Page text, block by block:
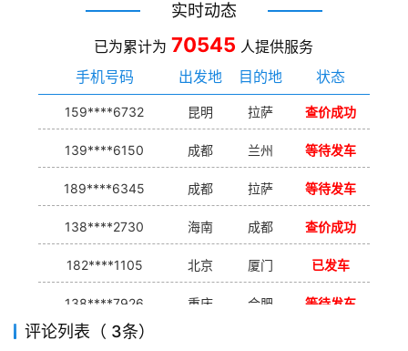
实时动态
已为累计为 70545 人提供服务
手机号码
出发地 目的地 状态
159****6732 昆明 拉萨 查价成功
139****6150 成都 兰州 等待发车
189****6345 成都 拉萨 等待发车
138****2730 海南 成都 查价成功
182****1105 北京 厦门 已发车
138****7926 重庆 合肥 等待发车
139****9233
评论列表（ 3条）